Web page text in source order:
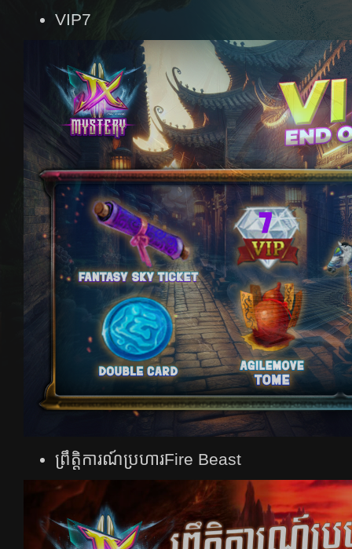
VIP7
ព្រឹត្តិការណ៍ប្រហារ​Fire Beast